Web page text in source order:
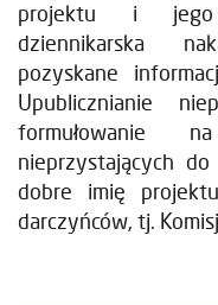
projektu i jego
dziennikarska
pozyskane
Upublicznianie
formułowanie
nieprzystających
dobre imię
darczyńców, tj.